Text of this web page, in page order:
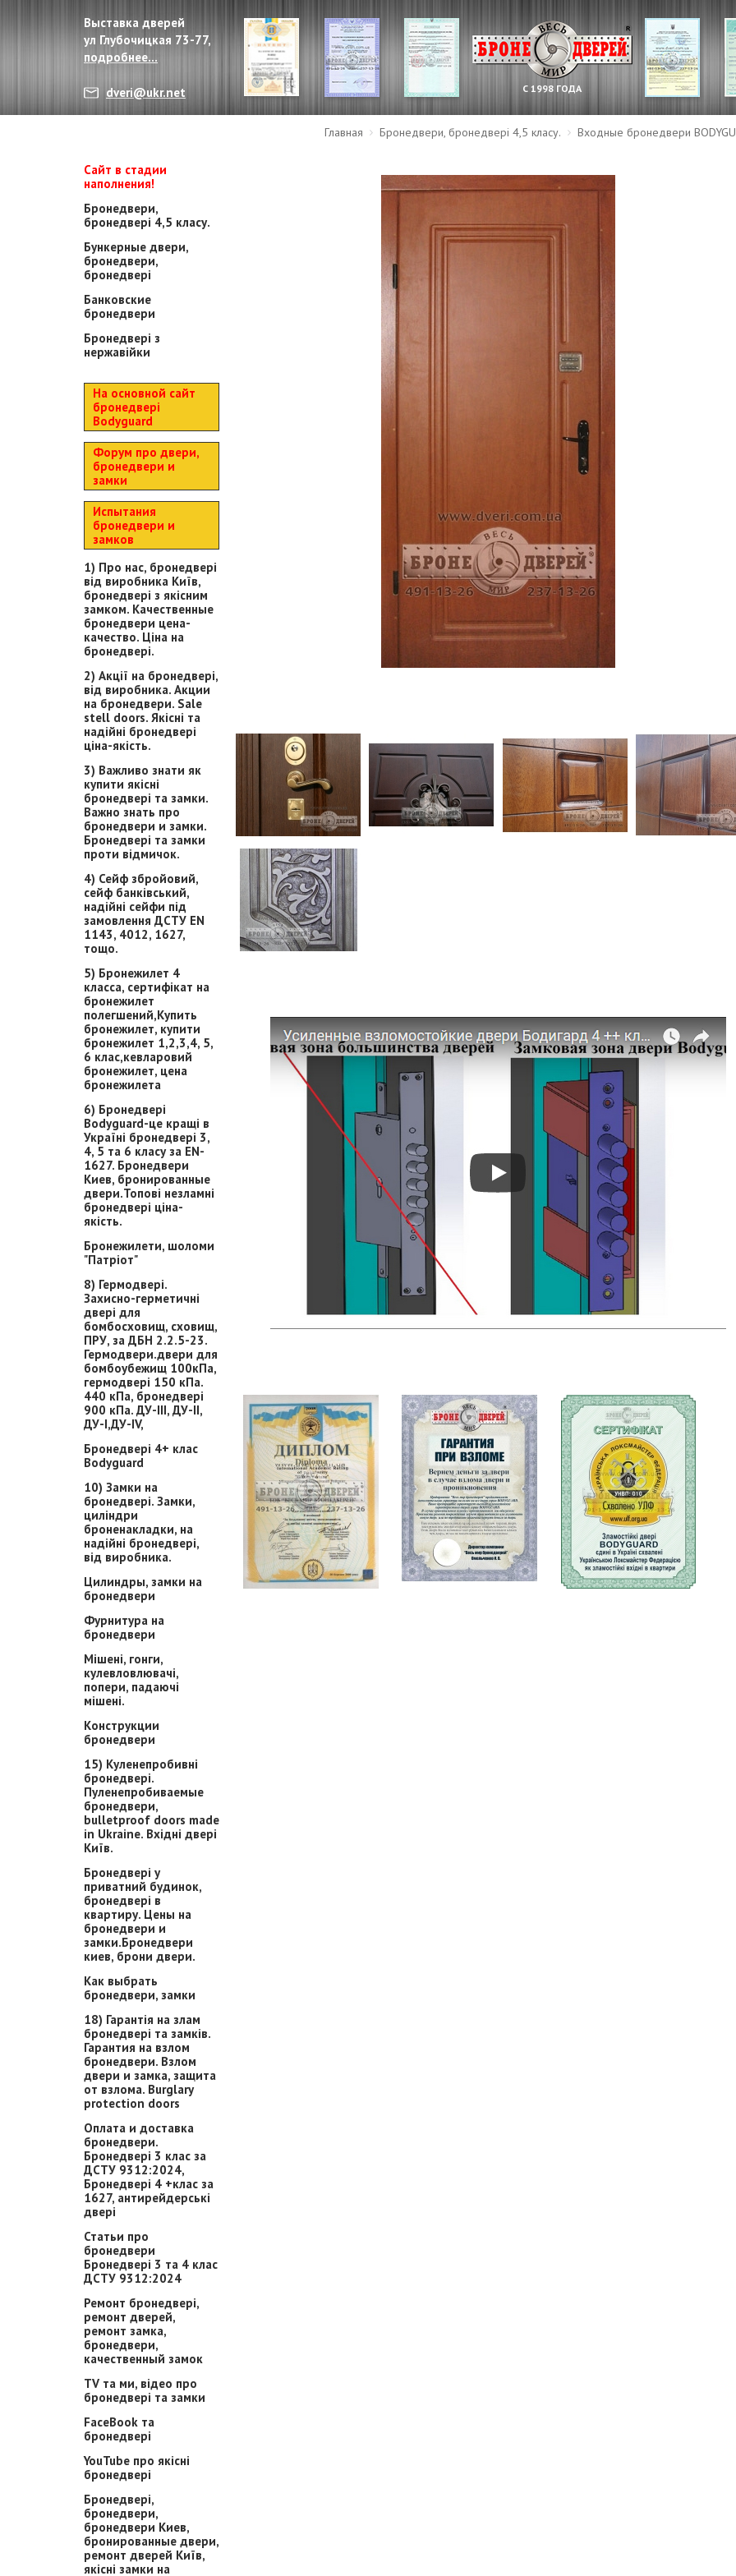
Выставка дверей
ул Глубочицкая 73-77,
подробнее...
dveri@ukr.net С 1998 ГОДА
Главная Бронедвери, бронедвері 4,5 класу. Входные бронедвери
Сайт в стадии
наполнения!
Бронедвери,
бронедвері 4,5 класу.
Бункерные двери,
бронедвери,
бронедвері
Банковские
бронедвери
Бронедвері з
нержавійки
На основной сайт
бронедвері
Bodyguard
Форум про двери,
бронедвери и
замки
Испытания
бронедвери и
замков
1) Про нас, бронедвері
від виробника Київ,
бронедвері з якісним
замком. Качественные
бронедвери цена-
качество. Ціна на
бронедвері.
2) Акції на бронедвері,
від виробника. Акции
на бронедвери. Sale
stell doors. Якісні та
надійні бронедвері
ціна-якість.
3) Важливо знати як
купити якісні
бронедвері та замки.
Важно знать про
бронедвери и замки.
Бронедвері та замки
проти відмичок.
4) Сейф збройовий,
сейф банківський,
надійні сейфи під
замовлення ДСТУ EN
1143, 4012, 1627,
тощо.
5) Бронежилет 4
класса, сертифікат на
бронежилет
полегшений,Купить
бронежилет, купити
бронежилет 1,2,3,4, 5,
6 клас,кевларовий
бронежилет, цена
бронежилета
6) Бронедвері
Bodyguard-це кращі в
Україні бронедвері 3,
4, 5 та 6 класу за EN-
1627. Бронедвери
Киев, бронированные
двери.Топові незламні
бронедвері ціна-
якість.
Бронежилети, шоломи
"Патріот"
8) Гермодвері.
Захисно-герметичні
двері для
бомбосховищ, сховищ,
ПРУ, за ДБН 2.2.5-23.
Гермодвери.двери для
бомбоубежищ 100кПа,
гермодвері 150 кПа.
440 кПа, бронедвері
900 кПа. ДУ-ІІІ, ДУ-ІІ,
ДУ-І,ДУ-ІV,
Бронедвері 4+ клас
Bodyguard
10) Замки на
бронедвері. Замки,
циліндри
броненакладки, на
надійні бронедвері,
від виробника.
Цилиндры, замки на
бронедвери
Фурнитура на
бронедвери
Мішені, гонги,
кулевловлювачі,
попери, падаючі
мішені.
Конструкции
бронедвери
15) Куленепробивні
бронедвері.
Пуленепробиваемые
бронедвери,
bulletproof doors made
in Ukraine. Вхідні двері
Київ.
Бронедвері у
приватний будинок,
бронедвері в
квартиру. Цены на
бронедвери и
замки.Бронедвери
киев, брони двери.
Как выбрать
бронедвери, замки
18) Гарантія на злам
бронедвері та замків.
Гарантия на взлом
бронедвери. Взлом
двери и замка, защита
от взлома. Burglary
protection doors
Оплата и доставка
бронедвери.
Бронедвері 3 клас за
ДСТУ 9312:2024,
Бронедвері 4 +клас за
1627, антирейдерські
двері
Статьи про
бронедвери
Бронедвері 3 та 4 клас
ДСТУ 9312:2024
Ремонт бронедвері,
ремонт дверей,
ремонт замка,
бронедвери,
качественный замок
TV та ми, відео про
бронедвері та замки
FaceBook та
бронедвері
YouTube про якісні
бронедвері
Бронедвері,
бронедвери,
бронедвери Киев,
бронированные двери,
ремонт дверей Київ,
якісні замки на